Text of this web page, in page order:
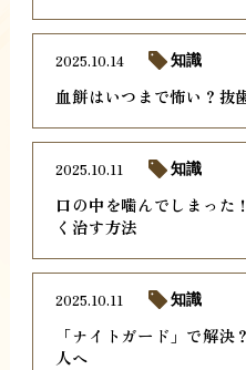
血餅はいつまで怖い？抜
2025.10.14 知識
口の中を噛んでしまった
く治す方法
2025.10.11 知識
「ナイトガード」で解
人へ
2025.10.11 知識